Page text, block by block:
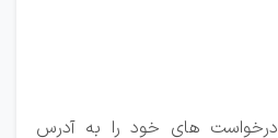
های خود را به آدرس